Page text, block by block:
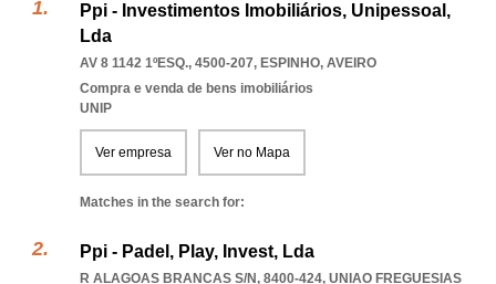
Ppi - Investimentos Imobiliários, Unipessoal,
Lda
AV 8 1142 1ºESQ., 4500-207, ESPINHO, AVEIRO
Compra e venda de bens imobiliários
UNIP
Ver empresa Ver no Mapa
Matches in the search for:
Ppi - Padel, Play, Invest, Lda
R ALAGOAS BRANCAS S/N, 8400-424, UNIAO FREGUESIAS